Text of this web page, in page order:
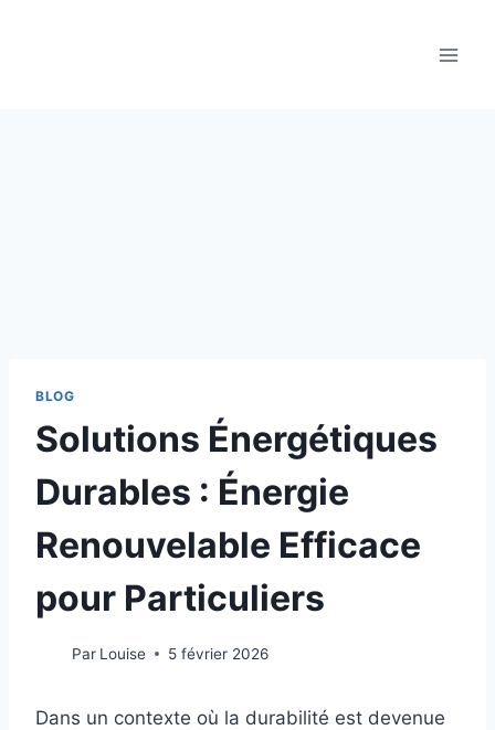
BLOG
Solutions Énergétiques
Durables : Énergie
Renouvelable Efficace
pour Particuliers
Par Louise 5 février 2026
Dans un contexte où la durabilité est devenue